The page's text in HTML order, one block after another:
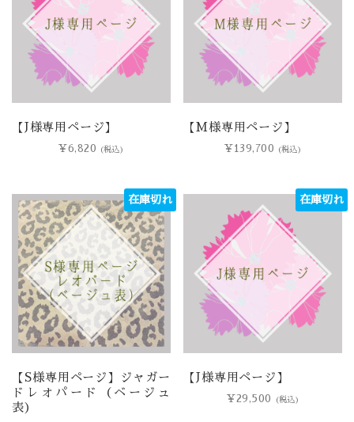
【J様専用ページ】
¥ 6,820 (税込)
【M様専用ページ】
¥ 139,700 (税込)
【S様専用ページ】ジャガー
ドレオパード（ベージュ
表）
在庫切れ
【J様専用ページ】
在庫切れ
¥29,500 (税込)